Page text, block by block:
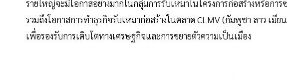
รายใหญ่จะมีโอกาสอย่างมากในกลุ่มการรับเหมาในโครงการก่อสร้างหรือ
รวมถึงโอกาสการทำธุรกิจรับเหมาก่อสร้างในตลาด CLMV (กัมพูชา ลาว เมี
เพื่อรองรับการเติบโตทางเศรษฐกิจและการขยายตัวความเป็นเมือง